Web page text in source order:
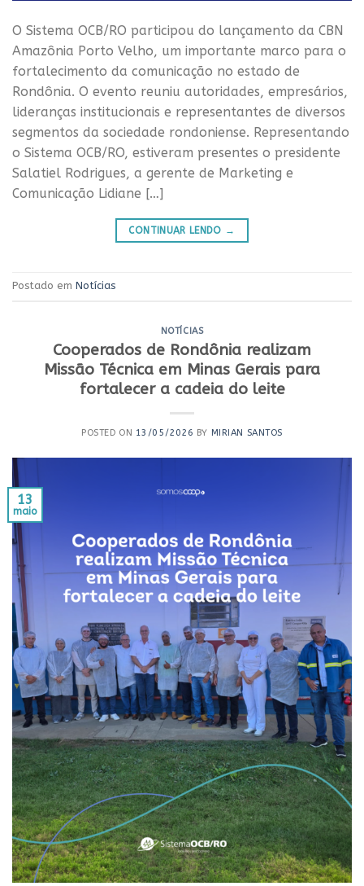
O Sistema OCB/RO participou do lançamento da CBN
Amazônia Porto Velho, um importante marco para o
fortalecimento da comunicação no estado de
Rondônia. O evento reuniu autoridades, empresários,
lideranças institucionais e representantes de diversos
segmentos da sociedade rondoniense. Representando
o Sistema OCB/RO, estiveram presentes o presidente
Salatiel Rodrigues, a gerente de Marketing e
Comunicação Lidiane […]
CONTINUAR LENDO →
Postado em Notícias
NOTÍCIAS
Cooperados de Rondônia realizam
Missão Técnica em Minas Gerais para
fortalecer a cadeia do leite
POSTED ON 13/05/2026 BY MIRIAN SANTOS
13
maio